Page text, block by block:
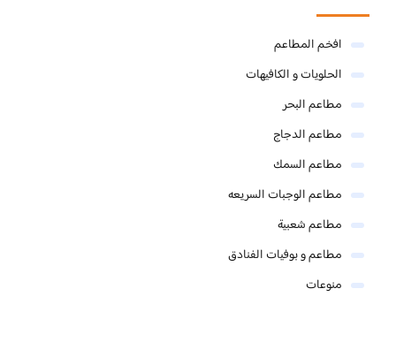
افخم المطاعم
الحلويات و الكافيهات ‎
مطاعم البحر
مطاعم الدجاج
مطاعم السمك
مطاعم الوجبات السريعه
مطاعم شعبية
مطاعم و بوفيات الفنادق
منوعات